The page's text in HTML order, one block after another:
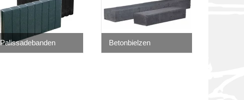
Palissadebanden Betonbielzen